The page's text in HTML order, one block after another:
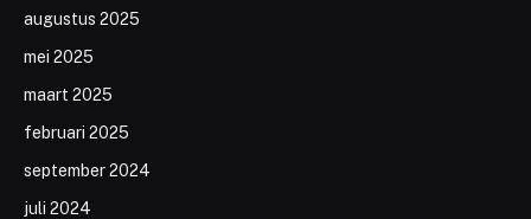
augustus 2025
mei 2025
maart 2025
februari 2025
september 2024
juli 2024